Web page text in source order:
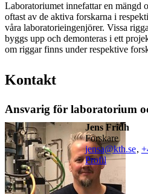
Laboratoriumet innefattar en mängd
oftast av de aktiva forskarna i
våra laboratorieingenjörer. Vissa
byggs upp och demonteras i ett
om riggar finns under respektive
Kontakt
Ansvarig för laboratorium
Jens Fridh
forskare
jensa@kth.se,
Profil